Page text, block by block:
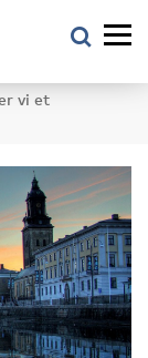
vi et